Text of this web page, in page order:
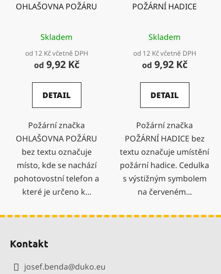
OHLAŠOVNA POŽÁRU
Skladem
od 12 Kč včetně DPH
od 9,92 Kč
DETAIL
Požární značka
OHLAŠOVNA POŽÁRU
bez textu označuje
místo, kde se nachází
pohotovostní telefon a
které je určeno k...
POŽÁRNÍ HADICE
Skladem
od 12 Kč včetně DPH
od 9,92 Kč
DETAIL
Požární značka
POŽÁRNÍ HADICE bez
textu označuje umístění
požární hadice. Cedulka
s výstižným symbolem
na červeném...
Kontakt
josef.benda@duko.eu